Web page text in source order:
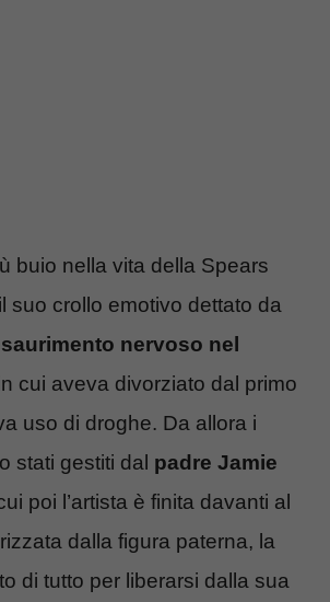
buio nella vita della Spears
suo crollo emotivo dettato da
nervoso nel
cui aveva divorziato dal primo
uso di droghe. Da allora i
stati gestiti dal padre Jamie
poi l’artista è finita davanti al
dalla figura paterna, la
di tutto per liberarsi dalla sua